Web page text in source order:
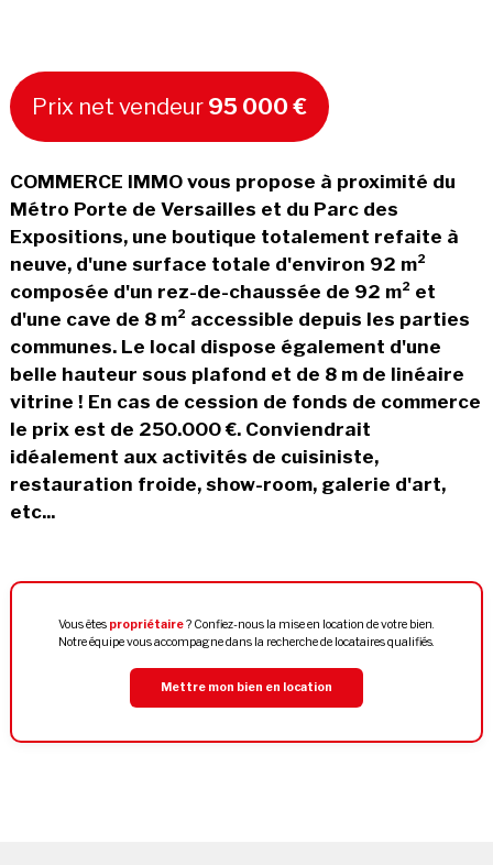
Prix net vendeur 95 000 €
COMMERCE IMMO vous propose à proximité du
Métro Porte de Versailles et du Parc des
Expositions, une boutique totalement refaite à
neuve, d'une surface totale d'environ 92 m²
composée d'un rez-de-chaussée de 92 m² et
d'une cave de 8 m² accessible depuis les parties
communes. Le local dispose également d'une
belle hauteur sous plafond et de 8 m de linéaire
vitrine ! En cas de cession de fonds de commerce
le prix est de 250.000 €. Conviendrait
idéalement aux activités de cuisiniste,
restauration froide, show-room, galerie d'art,
etc...
Vous êtes propriétaire? Confiez-nous la mise en location de votre bien.
Notre équipe vous accompagne dans la recherche de locataires qualifiés.
Mettre mon bien en location